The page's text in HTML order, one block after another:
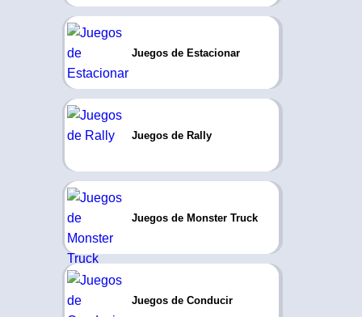
Juegos de Estacionar
Juegos de Rally
Juegos de Monster Truck
Juegos de Conducir